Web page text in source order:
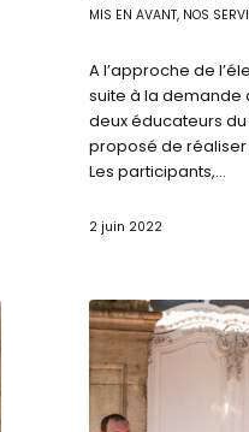
MIS EN AVANT, NOS
A l’approche de
suite à la
deux éducateurs
proposé de réaliser
Les participants,…
2 juin 2022